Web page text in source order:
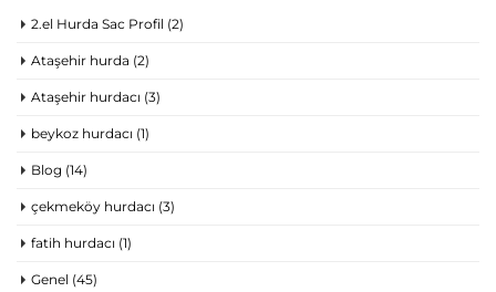
2.el Hurda Sac Profil (2)
Ataşehir hurda (2)
Ataşehir hurdacı (3)
beykoz hurdacı (1)
Blog (14)
çekmeköy hurdacı (3)
fatih hurdacı (1)
Genel (45)